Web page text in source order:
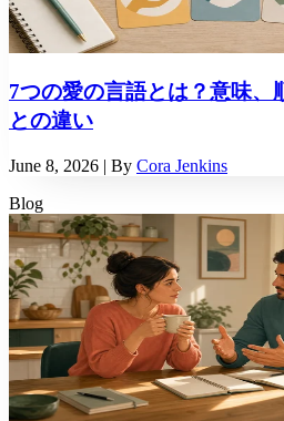
7つの愛の言語とは？意味、
との違い
June 8, 2026 | By Cora Jenkins
Blog